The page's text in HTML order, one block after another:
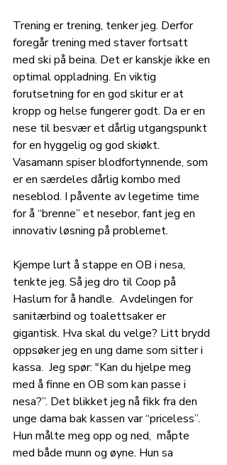
Trening er trening, tenker jeg. Derfor
foregår trening med staver fortsatt
med ski på beina. Det er kanskje ikke en
optimal oppladning. En viktig
forutsetning for en god skitur er at
kropp og helse fungerer godt. Da er en
nese til besvær et dårlig utgangspunkt
for en hyggelig og god skiøkt.
Vasamann spiser blodfortynnende, som
er en særdeles dårlig kombo med
neseblod. I påvente av legetime time
for å “brenne” et nesebor, fant jeg en
innovativ løsning på problemet.
Kjempe lurt å stappe en OB i nesa,
tenkte jeg. Så jeg dro til Coop på
Haslum for å handle.  Avdelingen for
sanitærbind og toalettsaker er
gigantisk. Hva skal du velge? Litt brydd
oppsøker jeg en ung dame som sitter i
kassa.  Jeg spør: "Kan du hjelpe meg
med å finne en OB som kan passe i
nesa?”. Det blikket jeg nå fikk fra den
unge dama bak kassen var “priceless”.
Hun målte meg opp og ned,  måpte
med både munn og øyne. Hun sa